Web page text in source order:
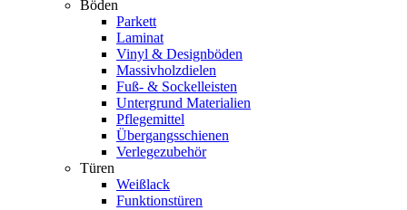
Böden
Parkett
Laminat
Vinyl & Designböden
Massivholzdielen
Fuß- & Sockelleisten
Untergrund Materialien
Pflegemittel
Übergangsschienen
Verlegezubehör
Türen
Weißlack
Funktionstüren